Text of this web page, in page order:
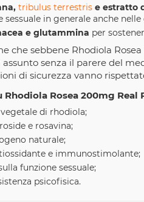
tribulus terrestris e estratto
sessuale in generale anche
e glutammina per
che sebbene Rhodiola
senza il parere del
di sicurezza vanno
Rhodiola Rosea 200mg Real
di rhodiola;
e rosavina;
naturale;
e immunostimolante;
funzione sessuale;
psicofisica.